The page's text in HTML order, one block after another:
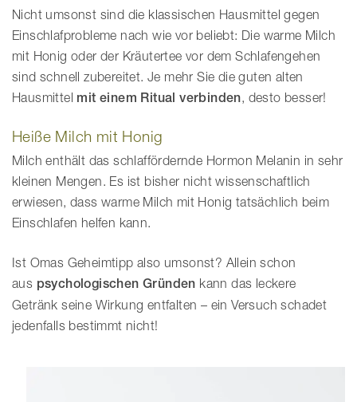
Nicht umsonst sind die klassischen Hausmittel gegen
Einschlafprobleme nach wie vor beliebt: Die warme Milch
mit Honig oder der Kräutertee vor dem Schlafengehen
sind schnell zubereitet. Je mehr Sie die guten alten
Hausmittel mit einem Ritual verbinden, desto besser!
Heiße Milch mit Honig
Milch enthält das schlaffördernde Hormon Melanin in sehr
kleinen Mengen. Es ist bisher nicht wissenschaftlich
erwiesen, dass warme Milch mit Honig tatsächlich beim
Einschlafen helfen kann.
Ist Omas Geheimtipp also umsonst? Allein schon
aus psychologischen Gründen kann das leckere
Getränk seine Wirkung entfalten – ein Versuch schadet
jedenfalls bestimmt nicht!